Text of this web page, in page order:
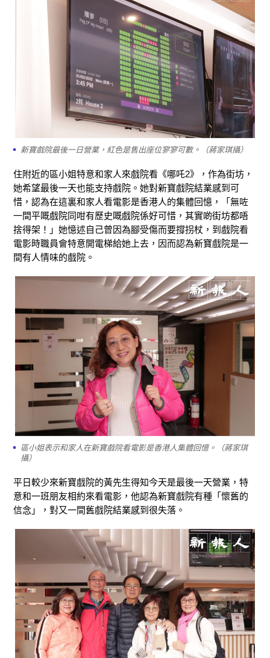
新寶戲院最後一日營業，紅色是售出座位寥寥可數。（蔣家琪攝）
住附近的區小姐特意和家人來戲院看《哪吒2》，作為街坊，
她希望最後一天也能支持戲院。她對新寶戲院結業感到可
惜，認為在這裏和家人看電影是香港人的集體回憶，「無咗
一間平嘅戲院同咁有歷史嘅戲院係好可惜，其實啲街坊都唔
捨得架！」她憶述自己曾因為腳受傷而要撐拐杖，到戲院看
電影時職員會特意開電梯給她上去，因而認為新寶戲院是一
間有人情味的戲院。
區小姐表示和家人在新寶戲院看電影是香港人集體回憶。（蔣家琪
攝）
平日較少來新寶戲院的黃先生得知今天是最後一天營業，特
意和一班朋友相約來看電影，他認為新寶戲院有種「懷舊的
信念」，對又一間舊戲院結業感到很失落。